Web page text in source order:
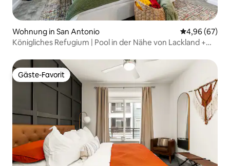
Wohnung in San Antonio
4,96 (67)
Königliches Refugium | Pool in der Nähe von Lackland +
Gäste-Favorit
Gäste-Favorit